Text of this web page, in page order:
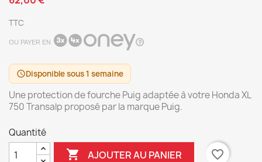
TTC
OU PAYER EN
scheduleDisponible sous 1 semaine
Une protection de fourche Puig adaptée à votre Honda XL
750 Transalp proposé par la marque Puig.
Quantité
 AJOUTER AU PANIER
favorite_border